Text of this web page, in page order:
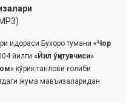
идораси Бухоро тумани «Чор
йилги «Йил ўқитувчиси»
кўрик-танлови ғолиби
жума мавъизаларидан